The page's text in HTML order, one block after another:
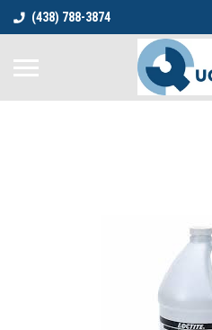
(438) 788-3874